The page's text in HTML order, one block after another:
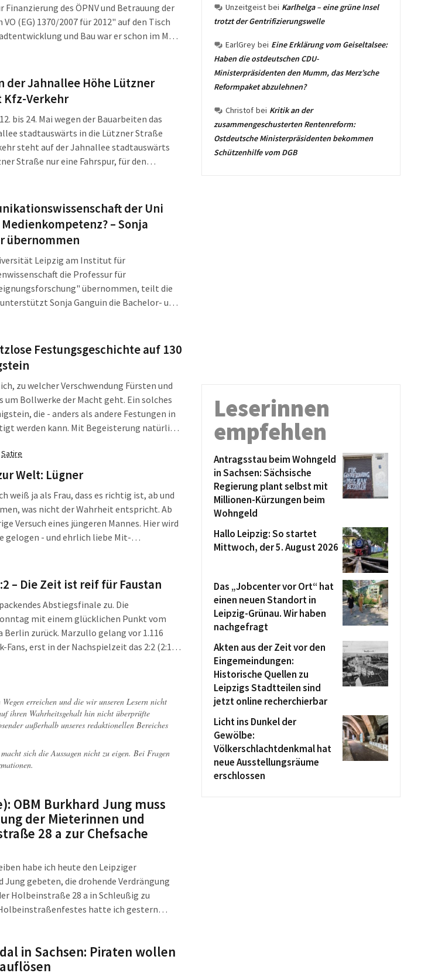
des ÖPNV und Betrauung der
(EG) 1370/2007 für 2012" auf den Tisch
und Bau war er schon im März
ins Uhrwerk. Und was man sucht, findet
der Jahnallee Höhe Lützner
Verkehr
bis 24. Mai wegen der Bauarbeiten das
stadtauswärts in die Lützner Straße
steht auf der Jahnallee stadtauswärts
Straße nur eine Fahrspur, für den
Driesch-Straße und Rückmarsdorfer
der Uni
– Sonja
übernommen
Leipzig am Institut für
die Professur für
übernommen, teilt die
Sonja Ganguin die Bachelor- und
Festungsgeschichte auf 130
zu welcher Verschwendung Fürsten und
um Bollwerke der Macht geht. Ein solches
die - anders als andere Festungen in
werden kann. Mit Begeisterung natürlich.
Satire
Welt: Lügner
weiß ja als Frau, dass es richtig ist, ab und
was nicht der Wahrheit entspricht. Ab
Versuch eines jüngeren Mannes. Hier wird
gelogen - und ehrlich liebe Mit-
im Bette gibt. Lügen sind nur nicht
rechts davon Tote zu Boden fallen und
Richten wir also den Blick auf die drei
– Die Zeit ist reif für Faustan
Abstiegsfinale zu. Die
mit einem glücklichen Punkt vom
zurück. Marzullo gelang vor 1.116
Fans, erst in der Nachspielzeit das 2:2 (2:1).
erreichen und die wir unseren Lesern nicht
ihren Wahrheitsgehalt hin nicht überprüfte
außerhalb unseres redaktionellen Bereiches
sich die Aussagen nicht zu eigen. Bei Fragen
OBM Burkhard Jung muss
der Mieterinnen und
28 a zur Chefsache
habe ich heute den Leipziger
gebeten, die drohende Verdrängung
Holbeinstraße 28 a in Schleußig zu
hatte ich gestern
wurde ich dabei unterrichtet, dass sie
- in denen sie teilweise seit vielen
werden sollen.
in Sachsen: Piraten wollen
Unzeitgeist bei Karlhelga – eine grüne Insel
trotzt der Gentrifizierungswelle
EarlGrey bei Eine Erklärung vom Geiseltalsee:
Haben die ostdeutschen CDU-
Ministerpräsidenten den Mumm, das Merz’sche
Reformpaket abzulehnen?
Christof bei Kritik an der
zusammengeschusterten Rentenreform:
Ostdeutsche Ministerpräsidenten bekommen
Schützenhilfe vom DGB
Leserinnen
empfehlen
Antragsstau beim Wohngeld
in Sachsen: Sächsische
Regierung plant selbst mit
Millionen-Kürzungen beim
Wohngeld
Hallo Leipzig: So startet
Mittwoch, der 5. August 2026
Das „Jobcenter vor Ort“ hat
einen neuen Standort in
Leipzig-Grünau. Wir haben
nachgefragt
Akten aus der Zeit vor den
Eingemeindungen:
Historische Quellen zu
Leipzigs Stadtteilen sind
jetzt online recherchierbar
Licht ins Dunkel der
Gewölbe:
Völkerschlachtdenkmal hat
neue Ausstellungsräume
erschlossen